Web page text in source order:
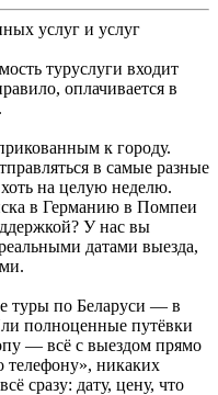
услуг и услуг
туруслуги входит
оплачивается в
к городу.
в самые разные
на целую неделю.
в Германию в Помпеи
У нас вы
датами выезда,
туры по Беларуси — в
полноценные путёвки
— всё с выездом прямо
телефону», никаких
сразу: дату, цену, что